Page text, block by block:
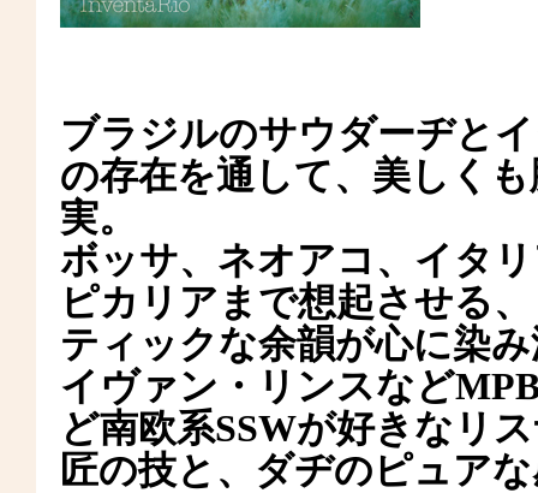
ブラジルのサウダーヂと
の存在を通して、美しく
実。
ボッサ、ネオアコ、イタ
ピカリアまで想起させる
ティックな余韻が心に染
イヴァン・リンスなど
ど南欧系SSWが好きなリ
匠の技と、ダヂのピュア